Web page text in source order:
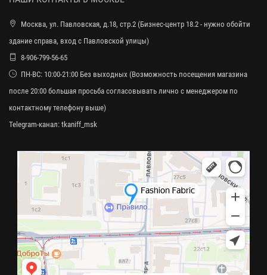
Москва, ул. Павловская, д.18, стр.2 (Бизнес-центр 18.2 - нужно обойти
здание справа, вход с Павловской улицы)
8-906-799-56-65
ПН-ВС: 10:00-21:00 Без выходных (Возможность посещения магазина
после 20:00 большая просьба согласовывать лично с менеджером по
контактному телефону выше)
Telegram-канал: tkaniff_msk